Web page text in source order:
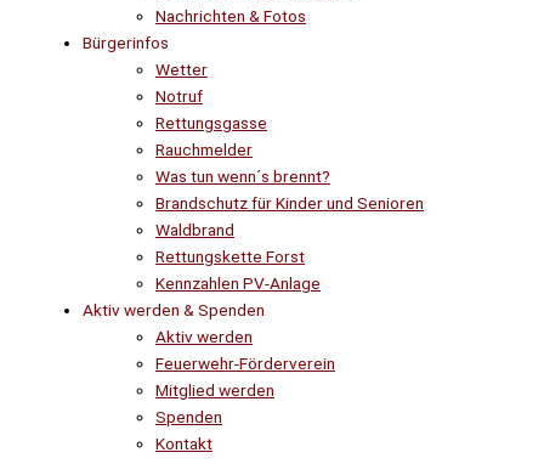
Nachrichten & Fotos
Bürgerinfos
Wetter
Notruf
Rettungsgasse
Rauchmelder
Was tun wenn´s brennt?
Brandschutz für Kinder und Senioren
Waldbrand
Rettungskette Forst
Kennzahlen PV-Anlage
Aktiv werden & Spenden
Aktiv werden
Feuerwehr-Förderverein
Mitglied werden
Spenden
Kontakt